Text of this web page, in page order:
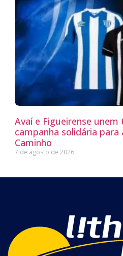
Avaí e Figueirense
campanha solidária para
Caminho
7 de agosto de 2026